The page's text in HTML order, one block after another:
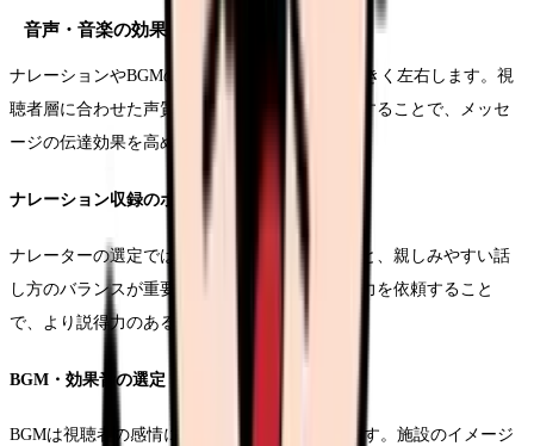
音声・音楽の効果的な活用
ナレーションやBGMの選定は、動画の印象を大きく左右します。視
聴者層に合わせた声質や音楽のテイストを選択することで、メッセ
ージの伝達効果を高めることができます。
ナレーション収録のポイント
ナレーターの選定では、医療用語の正確な発音と、親しみやすい話
し方のバランスが重要です。実際の看護師に協力を依頼すること
で、より説得力のある内容となります。
BGM・効果音の選定
BGMは視聴者の感情に働きかける重要な要素です。施設のイメージ